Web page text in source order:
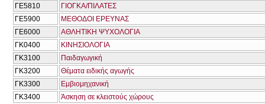
ΓΕ5810
ΓΙΟΓΚΑ/ΠΙΛΑΤΕΣ
ΓΕ5900
ΜΕΘΟΔΟΙ ΕΡΕΥΝΑΣ
ΓΕ6000
ΑΘΛΗΤΙΚΗ ΨΥΧΟΛΟΓΙΑ
ΓΚ0400
ΚΙΝΗΣΙΟΛΟΓΙΑ
ΓΚ3100
Παιδαγωγική
ΓΚ3200
Θέματα ειδικής αγωγής
ΓΚ3300
Εμβιομηχανική
ΓΚ3400
Άσκηση σε κλειστούς χώρους